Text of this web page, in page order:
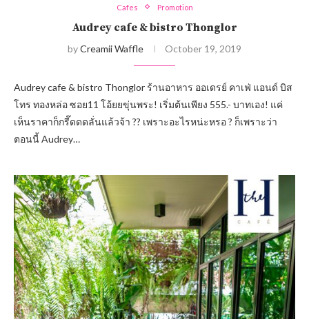
Cafes
Promotion
Audrey cafe & bistro Thonglor
byCreamii Waffle October 19, 2019
Audrey cafe & bistro Thonglor ร้านอาหาร ออเดรย์ คาเฟ่ แอนด์ บิส
โทร ทองหล่อ ซอย11 โอ้ยยขุ่นพระ! เริ่มต้นเพียง 555.- บาทเอง! แค่
เห็นราคาก็กรี๊ดดดลั่นแล้วจ้า ?? เพราะอะไรหน่ะหรอ ? ก็เพราะว่า
ตอนนี้ Audrey…